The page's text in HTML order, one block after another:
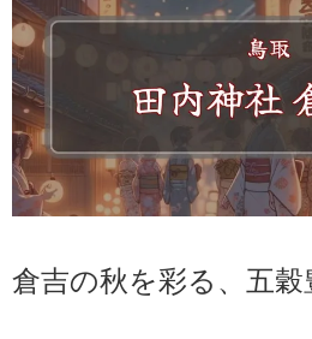
倉吉の秋を彩る、五穀